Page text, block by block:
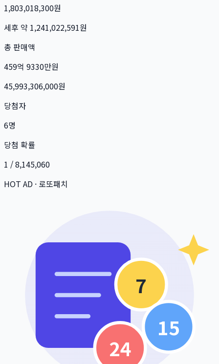
1,803,018,300원
세후 약 1,241,022,591원
총 판매액
459억 9330만원
45,993,306,000원
당첨자
6명
당첨 확률
1 / 8,145,060
HOT AD · 로또패치
7
15
24